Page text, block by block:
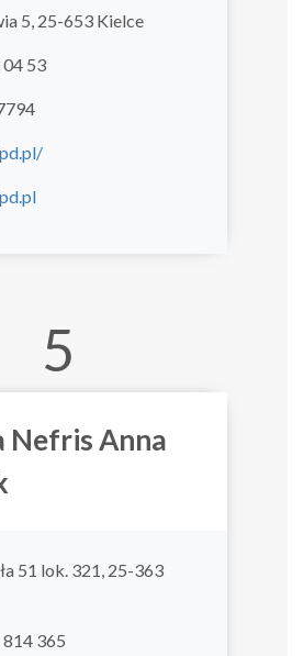
5, 25-653 Kielce
53
5
Nefris Anna
51 lok. 321, 25-363
365